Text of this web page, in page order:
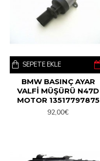
BMW BASINÇ AYAR
VALFİ MÜŞÜRÜ N47D
MOTOR 13517797875
92,00€
SEPETE EKLE